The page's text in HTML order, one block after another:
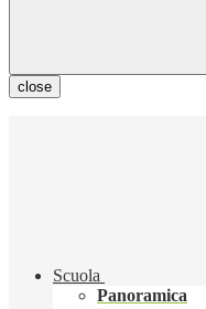
close
Scuola
Panoramica